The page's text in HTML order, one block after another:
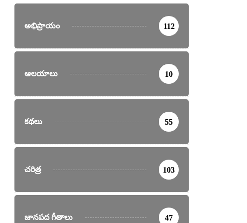
అభిప్రాయం 112
ఆలయాలు 10
కథలు 55
చరిత్ర 103
జానపద గీతాలు 47